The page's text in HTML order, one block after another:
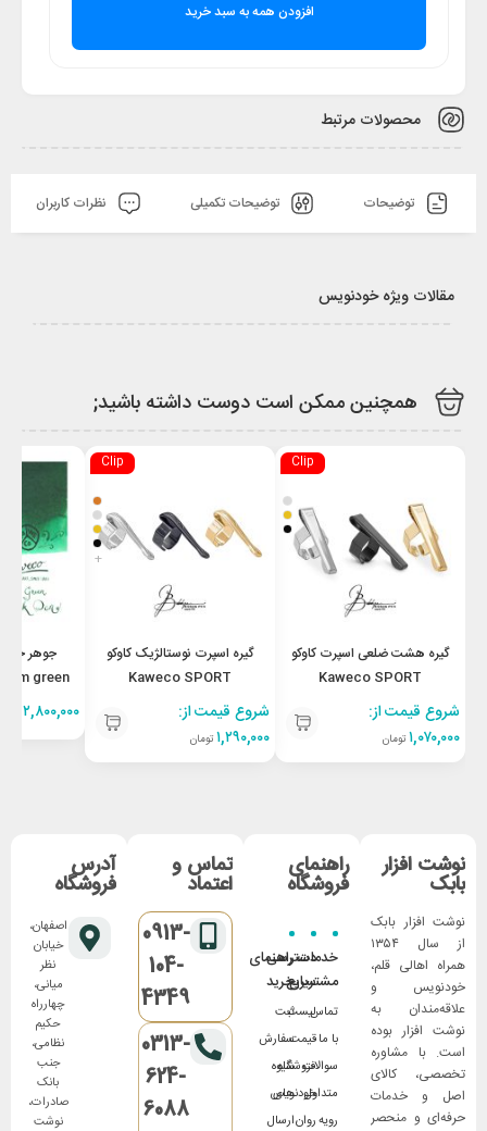
افزودن همه به سبد خرید
محصولات مرتبط
توضیحات توضیحات تکمیلی نظرات کاربران
مقالات ویژه خودنویس
همچنین ممکن است دوست داشته باشید;
Clip
گیره هشت ضلعی اسپرت کاوکو
Kaweco SPORT
Octagonal Clip
شروع قیمت از:
۱,۰۷۰,۰۰۰ تومان
Clip
+
گیره اسپرت نوستالژیک کاوکو
Kaweco SPORT
Nostalgic Clip
شروع قیمت از:
۱,۲۹۰,۰۰۰ تومان
جوهر
green
۲,۸۰۰,۰۰۰
نوشت افزار
بابک
نوشت افزار بابک
از سال ۱۳۵۴
همراه اهالی قلم،
خودنویس و
علاقه‌مندان به
نوشت افزار بوده
است. با مشاوره
تخصصی، کالای
اصل و خدمات
حرفه‌ای و منحصر
راهنمای
فروشگاه
خدمات
مشتریان
تماس
با ما
سوالات
متداول
رویه
دسترسی
سریع
لیست
قیمت
فروشگاه
خودنویس
روان
راهنمای
خرید
ثبت
سفارش
شیوه
های
ارسال
تماس و
اعتماد
0913-
104-
4349
0313-
624-
6088
آدرس
فروشگاه
اصفهان،
خیابان
نظر
میانی،
چهارراه
حکیم
نظامی،
جنب
بانک
صادرات،
نوشت